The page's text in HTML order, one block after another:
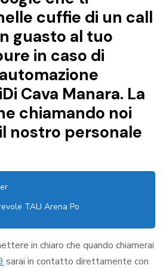
cuffie di un call
guasto al tuo
in caso di
Cava Manara. La
chiamando noi
nostro personale
TAU Arena Po
in chiaro che quando chiamerai
sarai in contatto direttamente con